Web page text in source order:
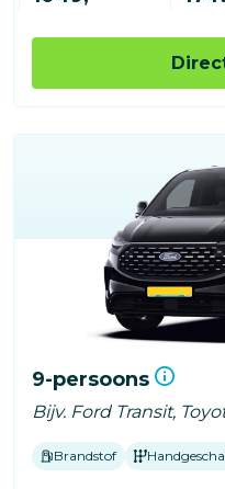
9-persoons
Bijv. Ford Transit,
Brandstof